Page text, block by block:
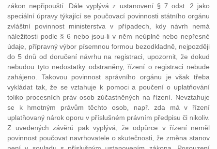
zákon nepřipouští. Dále vyplývá z ustanovení § 7 odst. 2 jako
speciální úpravy týkající se poučovací povinnosti státního orgánu
zvláštní povinnost ministerstva v případech, kdy návrh nemá
náležitosti podle § 6 nebo jsou-li v něm neúplné nebo nepřesné
údaje, přípravný výbor písemnou formou bezodkladně, nejpozději
do 5 dnů od doručení návrhu na registraci, upozornit, že dokud
nebudou tyto nedostatky odstraněny, řízení o registraci nebude
zahájeno. Takovou povinnost správního orgánu je však třeba
vykládat tak, že se vztahuje k pomoci a poučení o uplatňování
toliko procesních práv osob zúčastněných na řízení. Nevztahuje
se k hmotným právům těchto osob, např. zda má v řízení
uplatňovaný nárok oporu v příslušném právním předpisu či nikoliv.
Z uvedených závěrů pak vyplývá, že odpůrce v řízení neměl
povinnost poučovat navrhovatele o skutečnosti, že změna stanov